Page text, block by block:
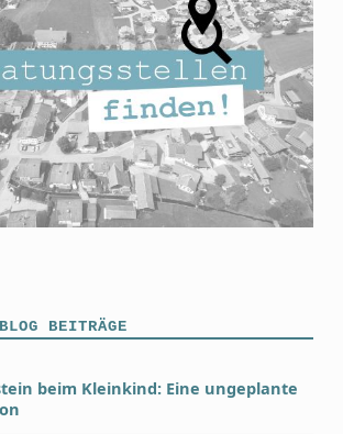
BEITRÄGE
beim Kleinkind: Eine ungeplante